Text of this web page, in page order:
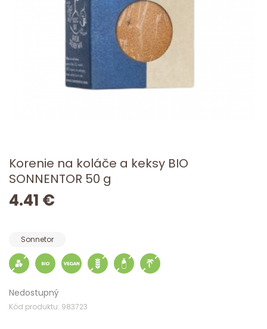
Korenie na koláče a keksy BIO
SONNENTOR 50 g
4.41 €
Sonnetor
Nedostupný
Kód produktu: 983723